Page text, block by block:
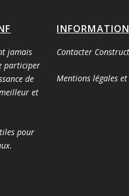
jamais
participer
de
et
pour
Contacter
Mentions légales